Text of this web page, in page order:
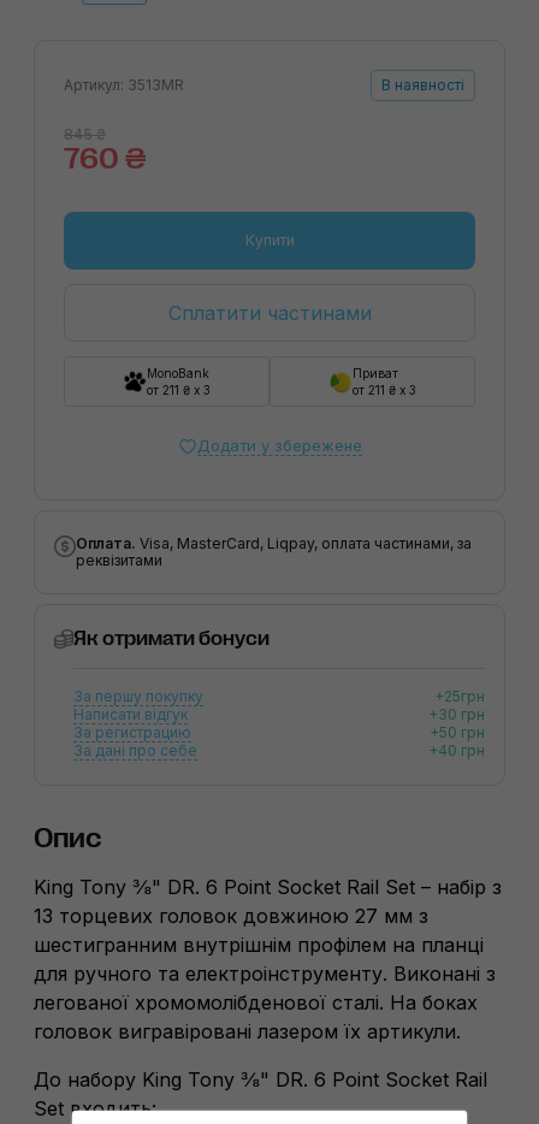
Артикул: 3513MR В наявності
845 ₴
760 ₴
Купити
Сплатити частинами
MonoBank
от 211 ₴ x 3
Приват
от 211 ₴ x 3
Додати у збережене
Оплата. Visa, MasterCard, Liqpay, оплата частинами, за
реквізитами
Як отримати бонуси
За першу покупку
+25грн
Написати відгук
+30 грн
За регистрацию
+50 грн
За дані про себе
+40 грн
Опис
King Tony ⅜" DR. 6 Point Socket Rail Set – набір з
13 торцевих головок довжиною 27 мм з
шестигранним внутрішнім профілем на планці
для ручного та електроінструменту. Виконані з
легованої хромомолібденової сталі. На боках
головок вигравіровані лазером їх артикули.
До набору King Tony ⅜" DR. 6 Point Socket Rail
Set входить: